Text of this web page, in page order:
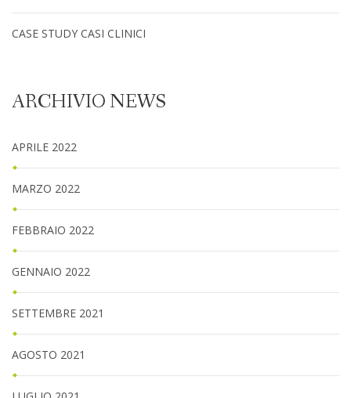
CASE STUDY CASI CLINICI
ARCHIVIO NEWS
APRILE 2022
MARZO 2022
FEBBRAIO 2022
GENNAIO 2022
SETTEMBRE 2021
AGOSTO 2021